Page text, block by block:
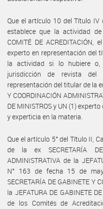
Que el artículo 10 del Título
establece que la actividad
COMITÉ DE
experto en representación del
la actividad si lo hubiere
jurisdicción de revista del
representación del titular de la
Y COORDINACIÓN
DE MINISTROS y UN (1)
y experticia en la materia.
Que el artículo 5° del Título II,
de la ex SECRETARÍA DE
ADMINISTRATIVA de la
N° 163 de fecha 15 de
SECRETARÍA DE GABINETE Y
la JEFATURA DE GABINETE
de los Comités de